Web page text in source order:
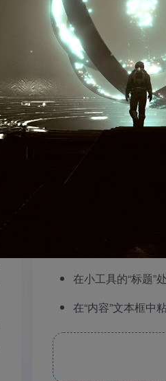
确定添加方式：如
文件）。
备份网站 ：在添
代码预览：最终
方法一：通过小工
这是最简单的方式，
在左侧小工具列表
或“底部全宽度”）。
在小工具的“标题”
在“内容”文本框中